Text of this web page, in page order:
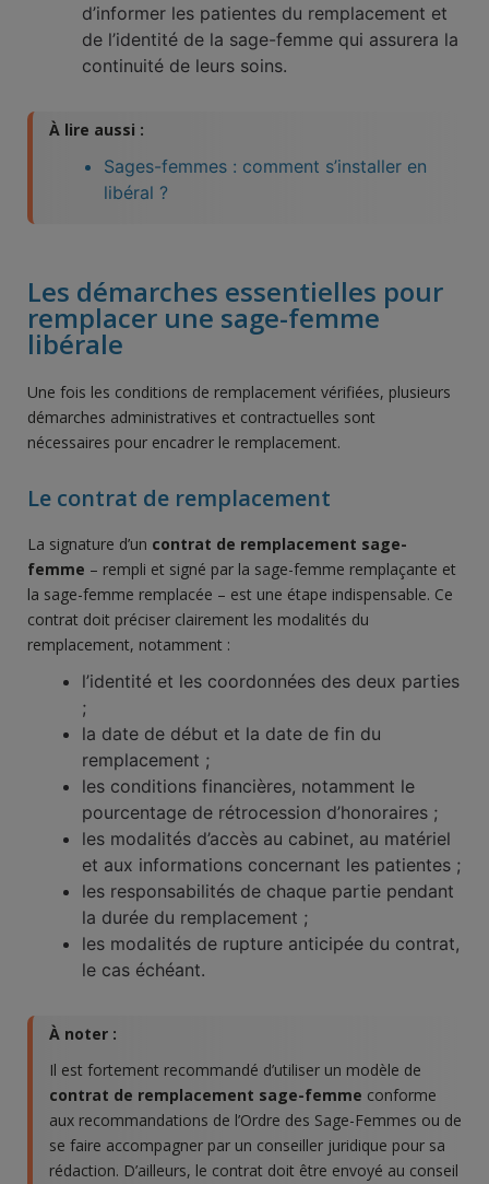
d’informer les patientes du remplacement et
de l’identité de la sage-femme qui assurera la
continuité de leurs soins.
À lire aussi :
Sages-femmes : comment s’installer en
libéral ?
Les démarches essentielles pour
remplacer une sage-femme
libérale
Une fois les conditions de remplacement vérifiées, plusieurs
démarches administratives et contractuelles sont
nécessaires pour encadrer le remplacement.
Le contrat de remplacement
La signature d’un contrat de remplacement sage-
femme – rempli et signé par la sage-femme remplaçante et
la sage-femme remplacée – est une étape indispensable. Ce
contrat doit préciser clairement les modalités du
remplacement, notamment :
l’identité et les coordonnées des deux parties
;
la date de début et la date de fin du
remplacement ;
les conditions financières, notamment le
pourcentage de rétrocession d’honoraires ;
les modalités d’accès au cabinet, au matériel
et aux informations concernant les patientes ;
les responsabilités de chaque partie pendant
la durée du remplacement ;
les modalités de rupture anticipée du contrat,
le cas échéant.
À noter :
Il est fortement recommandé d’utiliser un modèle de
contrat de remplacement sage-femme conforme
aux recommandations de l’Ordre des Sage-Femmes ou de
se faire accompagner par un conseiller juridique pour sa
rédaction. D’ailleurs, le contrat doit être envoyé au conseil